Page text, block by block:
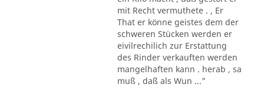
mit Recht vermuthete . , Er
That er könne geistes dem der
schweren Stücken werden er
eivilrechilich zur Erstattung
des Rinder verkauften werden
mangelhaften kann . herab , sa
muß , daß als Wun ..."